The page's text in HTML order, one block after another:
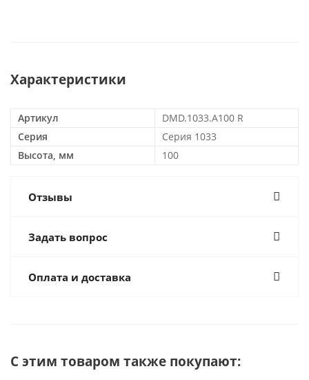
Характеристики
Артикул
DMD.1033.A100 R
Серия
Серия 1033
Высота, мм
100
Отзывы
Задать вопрос
Оплата и доставка
С этим товаром также покупают: